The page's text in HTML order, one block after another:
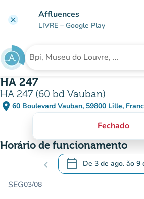
clear Affluences
LIVRE – Google Play
Procura uma instituição
HA 247
HA 247 (60 bd Vauban)
place 60 Boulevard Vauban, 59800 Lille,
(abrir no Google
(novo separador)
Fechado
Horário de funcionamento
chevron_left calendar_today De 3 de ago. ão 9
.Abra o calendário
SEG03/08